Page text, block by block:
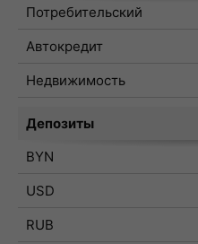
Потребительский
Автокредит
Недвижимость
Депозиты
BYN
USD
RUB